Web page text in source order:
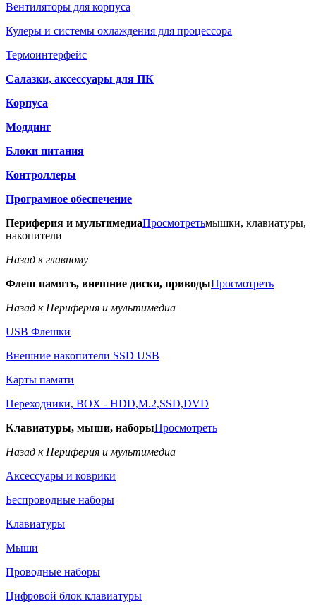
Вентиляторы для корпуса
Кулеры и системы охлаждения для процессора
Термоинтерфейс
Салазки, аксессуары для ПК
Корпуса
Моддинг
Блоки питания
Контроллеры
Програмное обеспечение
Периферия и мультимедиаПросмотретьмышки, клавиатуры,
накопители
Назад к главному
Флеш память, внешние диски, приводыПросмотреть
Назад к Периферия и мультимедиа
USB Флешки
Внешние накопители SSD USB
Карты памяти
Переходники, BOX - HDD,M.2,SSD,DVD
Клавиатуры, мыши, наборыПросмотреть
Назад к Периферия и мультимедиа
Аксессуары и коврики
Беспроводные наборы
Клавиатуры
Мыши
Проводные наборы
Цифровой блок клавиатуры